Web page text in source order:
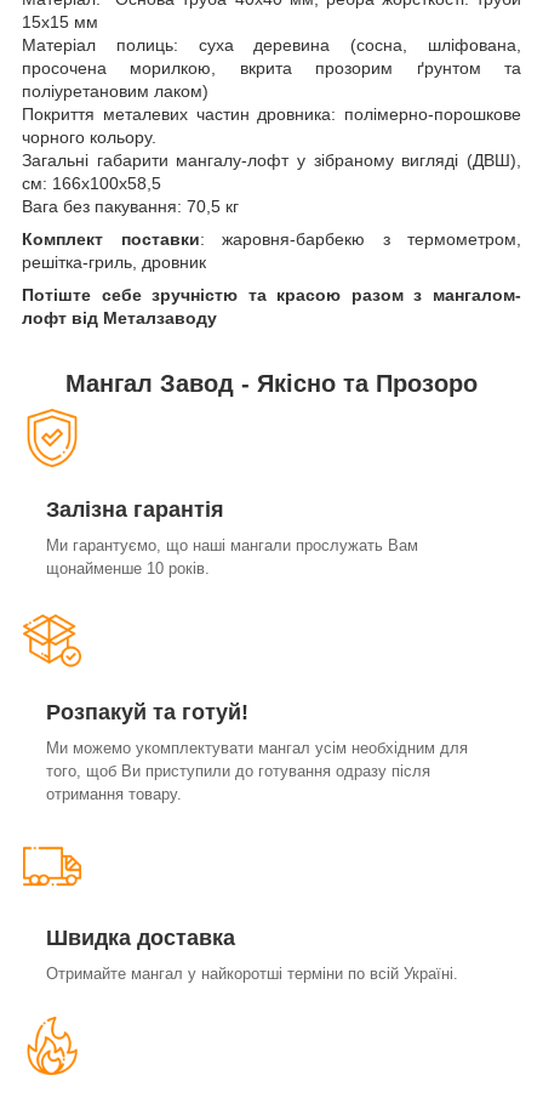
15х15 мм
Матеріал полиць: суха деревина (сосна, шліфована,
просочена морилкою, вкрита прозорим ґрунтом та
поліуретановим лаком)
Покриття металевих частин дровника: полімерно-порошкове
чорного кольору.
Загальні габарити мангалу-лофт у зібраному вигляді (ДВШ),
см: 166х100х58,5
Вага без пакування: 70,5 кг
Комплект поставки: жаровня-барбекю з термометром,
решітка-гриль, дровник
Потіште себе зручністю та красою разом з мангалом-
лофт від Металзаводу
Мангал Завод - Якісно та Прозоро
Залізна гарантія
Ми гарантуємо, що наші мангали прослужать Вам
щонайменше 10 років.
Розпакуй та готуй!
Ми можемо укомплектувати мангал усім необхідним для
того, щоб Ви приступили до готування одразу після
отримання товару.
Швидка доставка
Отримайте мангал у найкоротші терміни по всій Україні.